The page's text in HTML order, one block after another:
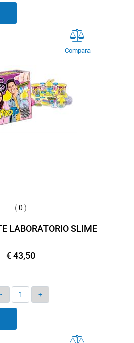
Compara
(0 )
LABORATORIO SLIME
€ 43,50
Quantità